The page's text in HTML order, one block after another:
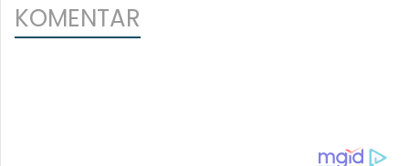
KOMENTAR